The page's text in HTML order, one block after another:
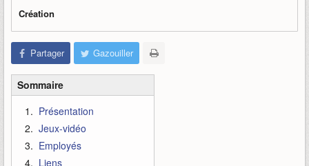
Création
Partager Gazouiller
Sommaire
Présentation
Jeux-vidéo
Employés
Liens